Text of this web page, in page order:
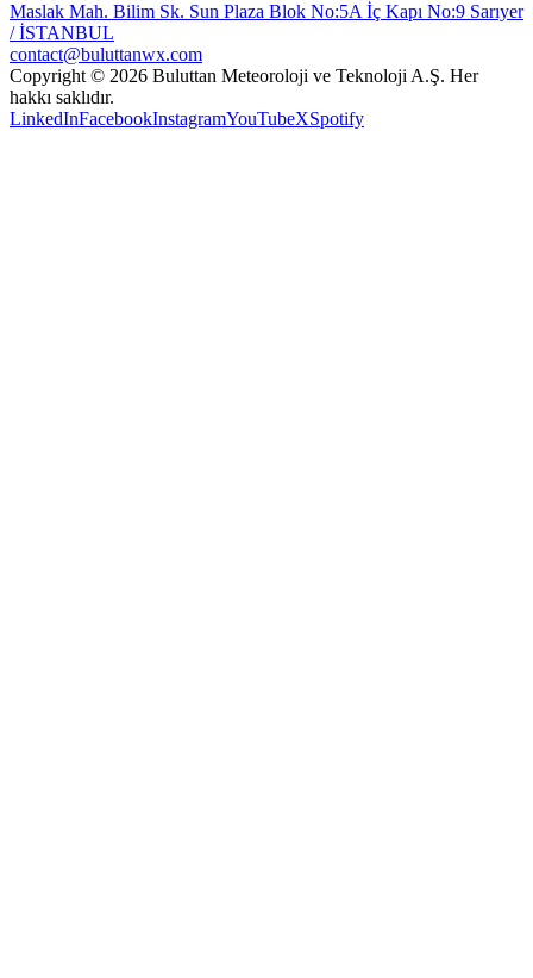
Maslak Mah. Bilim Sk. Sun Plaza Blok No:5A İç Kapı No:9 Sarıyer
/ İSTANBUL
contact@buluttanwx.com
Copyright © 2026 Buluttan Meteoroloji ve Teknoloji A.Ş. Her
hakkı saklıdır.
LinkedInFacebookInstagramYouTubeXSpotify